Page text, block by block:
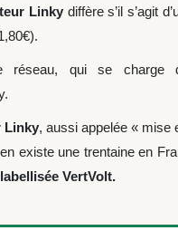
Linkydiffère s’il s’agit
réseau, qui se charge
Linky, aussi appelée « mise
existe une trentaine en
VertVolt.